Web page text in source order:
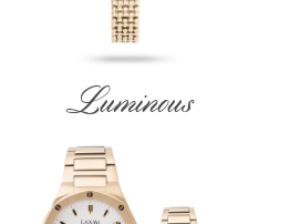
Luminous